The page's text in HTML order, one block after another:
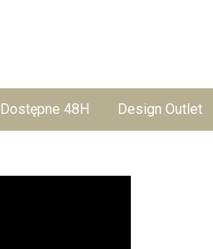
Dostępne 48H Design Outlet